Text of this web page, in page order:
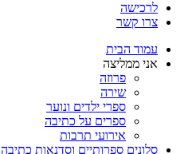
לרכישה
צרו קשר
עמוד הבית
אני ממליצה
פרוזה
שירה
ספרי ילדים ונוער
ספרים על כתיבה
אירועי תרבות
סלונים ספרותיים וסדנאות כתיבה